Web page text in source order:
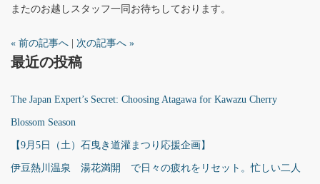
またのお越しスタッフ一同お待ちしております。
« 前の記事へ 次の記事へ »
最近の投稿
The Japan Expert’s Secret: Choosing Atagawa for Kawazu Cherry
Blossom Season
【9月5日（土）石曳き道灌まつり応援企画】
伊豆熱川温泉 湯花満開 で日々の疲れをリセット。忙しい二人